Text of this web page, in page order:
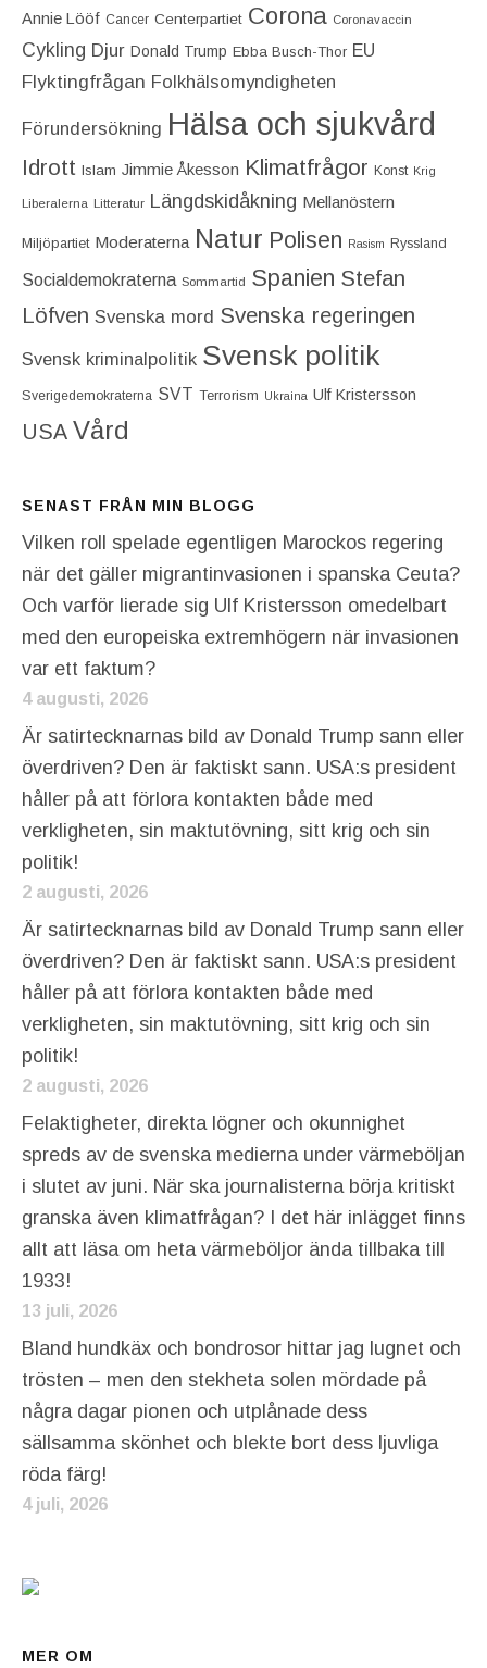
Annie Lööf Cancer Centerpartiet‎ Corona Coronavaccin
Cykling Djur Donald Trump Ebba Busch-Thor EU
Flyktingfrågan Folkhälsomyndigheten
Förundersökning Hälsa och sjukvård
Idrott Islam Jimmie Åkesson Klimatfrågor Konst Krig
Liberalerna Litteratur Längdskidåkning Mellanöstern
Miljöpartiet Moderaterna Natur Polisen Rasism Ryssland
Socialdemokraterna Sommartid Spanien Stefan
Löfven Svenska mord Svenska regeringen
Svensk kriminalpolitik Svensk politik
Sverigedemokraterna SVT Terrorism Ukraina Ulf Kristersson
USA Vård
SENAST FRÅN MIN BLOGG
Vilken roll spelade egentligen Marockos regering
när det gäller migrantinvasionen i spanska Ceuta?
Och varför lierade sig Ulf Kristersson omedelbart
med den europeiska extremhögern när invasionen
var ett faktum?
4 augusti, 2026
Är satirtecknarnas bild av Donald Trump sann eller
överdriven? Den är faktiskt sann. USA:s president
håller på att förlora kontakten både med
verkligheten, sin maktutövning, sitt krig och sin
politik!
2 augusti, 2026
Är satirtecknarnas bild av Donald Trump sann eller
överdriven? Den är faktiskt sann. USA:s president
håller på att förlora kontakten både med
verkligheten, sin maktutövning, sitt krig och sin
politik!
2 augusti, 2026
Felaktigheter, direkta lögner och okunnighet
spreds av de svenska medierna under värmeböljan
i slutet av juni. När ska journalisterna börja kritiskt
granska även klimatfrågan? I det här inlägget finns
allt att läsa om heta värmeböljor ända tillbaka till
1933!
13 juli, 2026
Bland hundkäx och bondrosor hittar jag lugnet och
trösten – men den stekheta solen mördade på
några dagar pionen och utplånade dess
sällsamma skönhet och blekte bort dess ljuvliga
röda färg!
4 juli, 2026
MER OM